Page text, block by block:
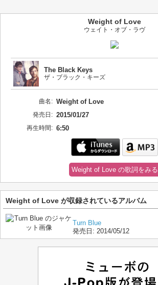
Weight of Love
ウェイト・オブ・ラヴ
The Black Keys
ザ・ブラック・キーズ
曲名: Weight of Love
発売日: 2015/01/27
再生時間: 6:50
Weight of Love の歌詞をみる
Weight of Love が収録されているアルバム
Turn Blue
発売日: 2014/05/12